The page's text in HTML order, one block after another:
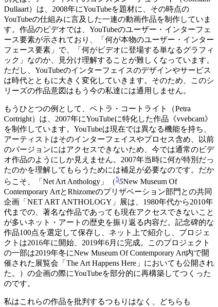
Dullaart）は、2008年にYouTubeを題材に、その時点の
YouTubeの仕組みに言及した一連の動画作品を制作していま
す。作品のビデオでは、YouTubeのユーザー・インターフェ
ース要素が示されており、「何が本物のユーザー・インター
フェース要素」で、「何がビデオに登場する単なるグラフィ
ック」なのか、見分け理解することが難しくなっています。
ただし、YouTubeのインターフェイスのデザインやサービス
は時代とともに大きく変化していきます。そのため、このシ
リーズの作品意図はもう今の私達には通用しません。
もうひとつの例として、ペトラ・コートライト（Petra
Cortright）は、2007年にYouTubeに特化した作品《vvebcam》
を制作しています。YouTubeは現在では異なる機能を持ち、
アーティストはそのインターフェイスやプロセス含め、以前
のバージョンにはアクセスできないため、今では通常のビデ
オ作品のようにしか見えません。2007年当時に何が特別だっ
たのかを理解してもらうためには補足が必要なのです。だか
らこそ、「Net Art Anthology」（55New Museum Of
Contemporary ArtとRhizomeのプリザベーション部門との共同
企画「NET ART ANTHOLOGY」展は、1980年代から2010年
代までの、著名な作品であっても現在アクセスできないこと
が多いネット・アートの歴史を振り返る内容だ。記念碑的な
作品100点を選定して保存し、ネット上で紹介し、プロジェ
クトは2016年に開始、2019年6月に完成。このプロジェクト
の一部は2019年冬にNew Museum Of Contemporary Art内で開
催された展覧会「The Art Happens Here」においても公開され
た。
）の企画の際にYouTubeを部分的に再構築してつくった
のです。
私はこれらの作品を批判するつもりはなく、どちらも